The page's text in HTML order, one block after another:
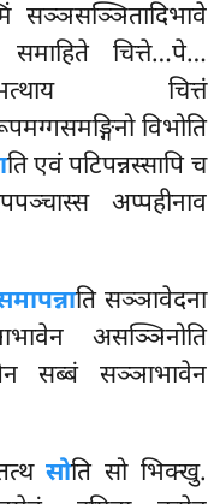
सञ्ञसञ्ञितादिभावे
समाहिते चित्ते…पे…
चित्तं
विभोति
ति एवं पटिपन्नस्सापि च
अप्पहीनाव
ति सञ्ञावेदना
असञ्ञिनोति
सब्बं सञ्ञाभावेन
सोति सो भिक्खु.